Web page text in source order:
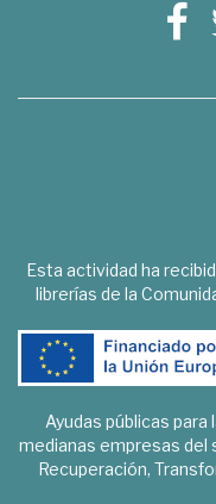
Esta actividad ha
librerías de la
Ayudas públicas
medianas empresas del
Recuperación,